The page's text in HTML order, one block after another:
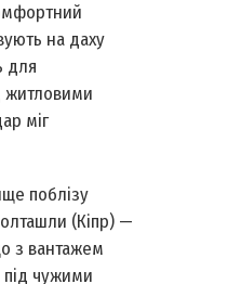
на даху
для
житловими
міг
поблізу
(Кіпр) —
з вантажем
під чужими